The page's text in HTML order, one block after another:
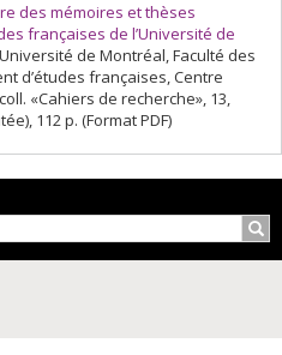
des mémoires et thèses
françaises de l’Université de
de Montréal, Faculté des
d’études françaises, Centre
«Cahiers de recherche», 13,
112 p. (Format PDF)